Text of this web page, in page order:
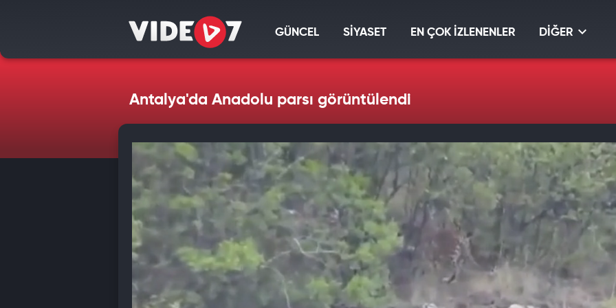
GÜNCEL SİYASET EN ÇOK İZLENENLER DİĞER
Antalya'da Anadolu parsı görüntülendi